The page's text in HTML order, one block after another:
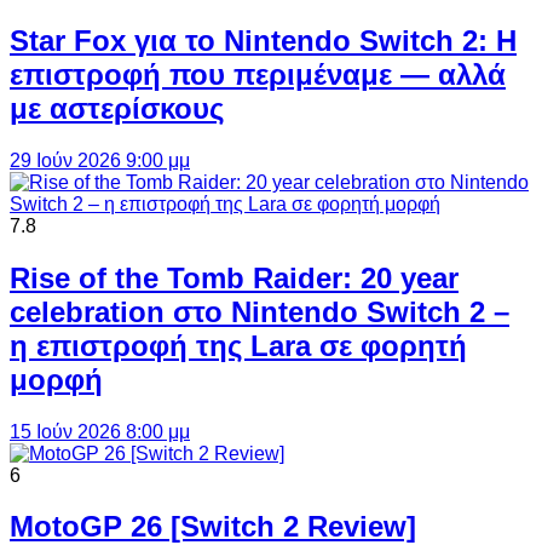
Star Fox για το Nintendo Switch 2: Η
επιστροφή που περιμέναμε — αλλά
με αστερίσκους
29 Ιούν 2026 9:00 μμ
7.8
Rise of the Tomb Raider: 20 year
celebration στο Nintendo Switch 2 –
η επιστροφή της Lara σε φορητή
μορφή
15 Ιούν 2026 8:00 μμ
6
MotoGP 26 [Switch 2 Review]